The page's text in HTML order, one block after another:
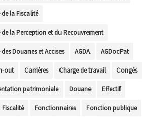
la Fiscalité
la Perception et du Recouvrement
Douanes et Accises AGDA AGDocPat
out Carrières Charge de travail Congés
patrimoniale Douane Effectif
Fiscalité Fonctionnaires Fonction publique